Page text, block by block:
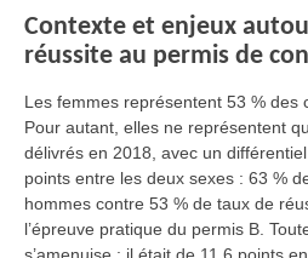
Contexte et enjeux
réussite au permis de
Les femmes représentent 53 % des
Pour autant, elles ne représentent
délivrés en 2018, avec un
points entre les deux sexes : 63 %
hommes contre 53 % de taux de
l’épreuve pratique du permis B.